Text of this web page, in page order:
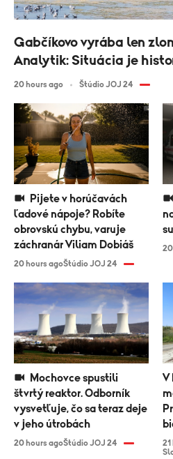
Gabčíkovo vyrába len
Analytik: Situácia je
20 hours ago Štúdio JOJ 24
ľadové nápoje? Robíte
obrovskú chybu, varuje
záchranár Viliam Dobiáš
20 hours agoŠtúdio JOJ 24
štvrtý reaktor. Odborník
vysvetľuje, čo sa teraz deje
v jeho útrobách
20 hours agoŠtúdio JOJ 24
V
21